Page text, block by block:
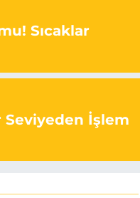
Sıcaklar
Seviyeden İşlem